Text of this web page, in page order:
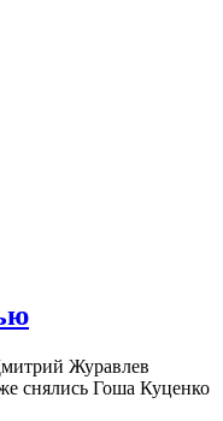
Журавлев
снялись Гоша Куценко